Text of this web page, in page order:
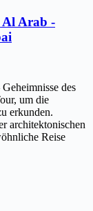
Al Arab -
des
um die
erkunden.
architektonischen
Reise